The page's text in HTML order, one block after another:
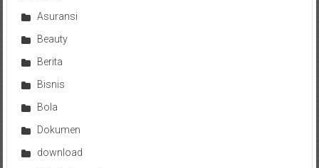
Asuransi
Beauty
Berita
Bisnis
Bola
Dokumen
download